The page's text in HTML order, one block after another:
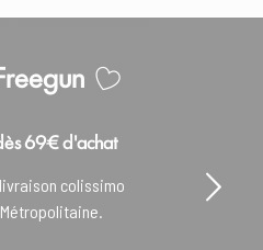
69€ d'achat
colissimo